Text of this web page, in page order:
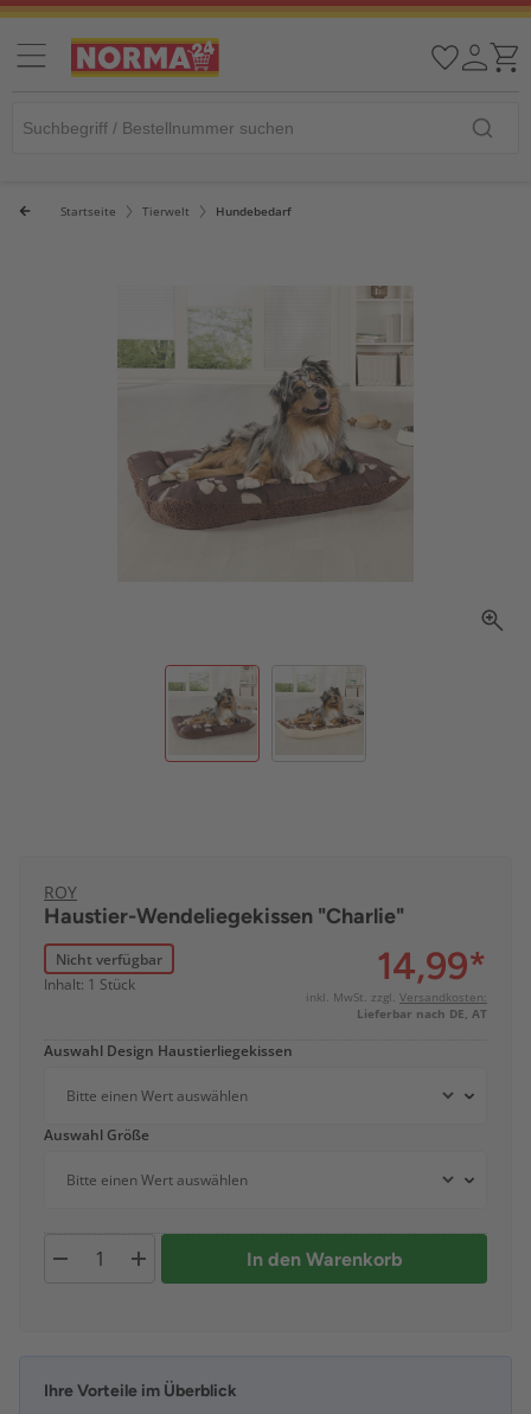
Startseite Tierwelt Hundebedarf
ROY
Haustier-Wendeliegekissen "Charlie"
Nicht verfügbar
Inhalt: 1 Stück
14,99*
inkl. MwSt. zzgl. Versandkosten:
Lieferbar nach DE, AT
Auswahl Design Haustierliegekissen
Auswahl Größe
In den Warenkorb
Ihre Vorteile im Überblick